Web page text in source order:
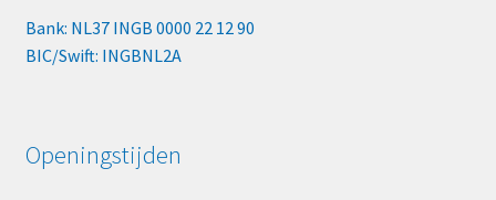
Bank: NL37 INGB 0000 22 12 90
BIC/Swift: INGBNL2A
Openingstijden